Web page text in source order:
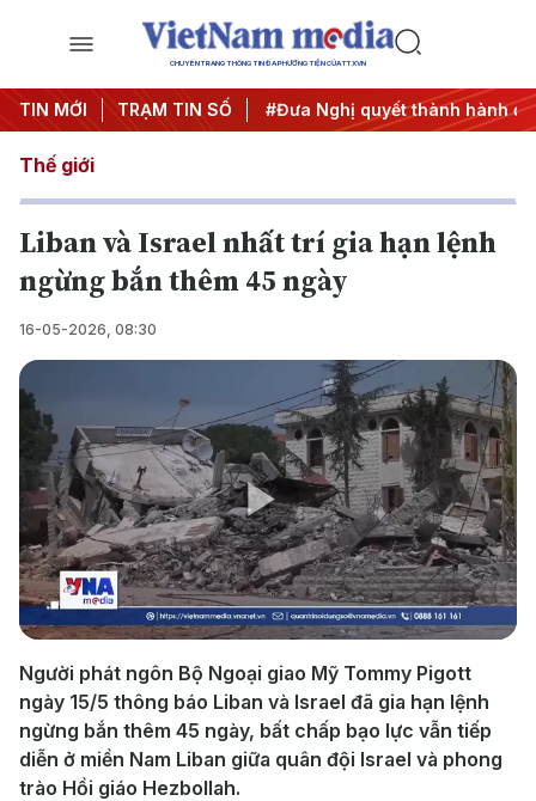
CHUYÊN TRANG THÔNG TIN ĐA PHƯƠNG TIỆN CỦA TTXVN
TIN MỚI TRẠM TIN SỐ
ương 3 #APEC 2027 #Đưa Nghị quyết thành hành
Thế giới
Liban và Israel nhất trí gia hạn lệnh
ngừng bắn thêm 45 ngày
16-05-2026, 08:30
Play
Video
Người phát ngôn Bộ Ngoại giao Mỹ Tommy Pigott
ngày 15/5 thông báo Liban và Israel đã gia hạn lệnh
ngừng bắn thêm 45 ngày, bất chấp bạo lực vẫn tiếp
diễn ở miền Nam Liban giữa quân đội Israel và phong
trào Hồi giáo Hezbollah.